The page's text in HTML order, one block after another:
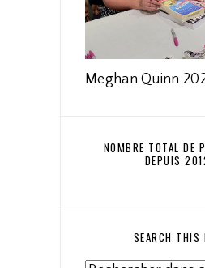
Meghan Quinn
NOMBRE TOTAL DE
DEPUIS
SEARCH THIS